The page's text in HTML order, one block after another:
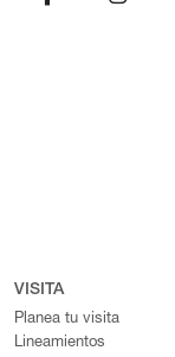
VISITA
Planea tu visita
Lineamientos